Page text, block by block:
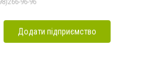
Додати підприємство